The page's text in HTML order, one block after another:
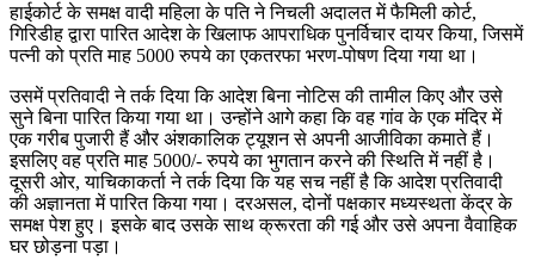
हाईकोर्ट के समक्ष वादी महिला के पति ने निचली अदालत में फैमिली कोर्ट,
गिरिडीह द्वारा पारित आदेश के खिलाफ आपराधिक पुनर्विचार दायर किया, जिसमें
पत्नी को प्रति माह 5000 रुपये का एकतरफा भरण-पोषण दिया गया था।
उसमें प्रतिवादी ने तर्क दिया कि आदेश बिना नोटिस की तामील किए और उसे
सुने बिना पारित किया गया था। उन्होंने आगे कहा कि वह गांव के एक मंदिर में
एक गरीब पुजारी हैं और अंशकालिक ट्यूशन से अपनी आजीविका कमाते हैं।
इसलिए वह प्रति माह 5000/- रुपये का भुगतान करने की स्थिति में नहीं है।
दूसरी ओर, याचिकाकर्ता ने तर्क दिया कि यह सच नहीं है कि आदेश प्रतिवादी
की अज्ञानता में पारित किया गया। दरअसल, दोनों पक्षकार मध्यस्थता केंद्र के
समक्ष पेश हुए। इसके बाद उसके साथ क्रूरता की गई और उसे अपना वैवाहिक
घर छोड़ना पड़ा।